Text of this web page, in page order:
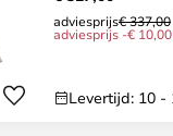
adviesprijs€ 337,00
adviesprijs -€ 10,00
Levertijd: 10 -